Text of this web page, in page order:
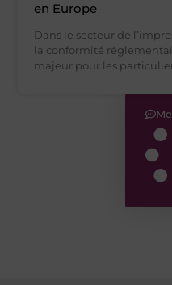
en Europe
Dans le secteur de
la conformité
majeur pour les